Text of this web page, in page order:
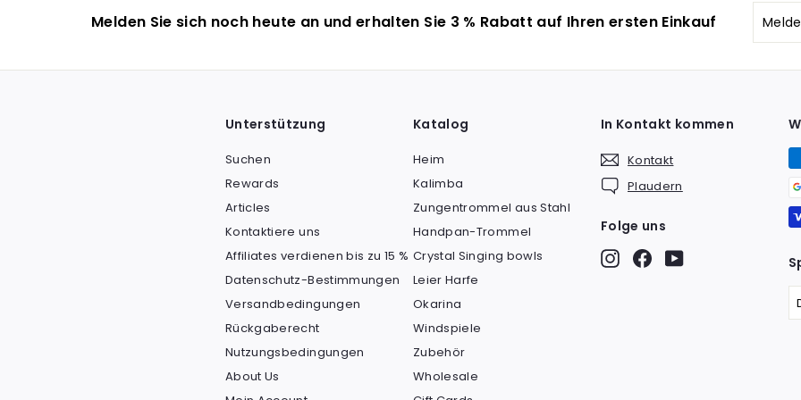
Melden Sie sich noch heute an und erhalten Sie 3 % Rabatt auf Ihren ersten Einkauf
Sie
für
Unterstützung
Suchen
Rewards
Articles
Kontaktiere uns
Affiliates verdienen bis zu 15 %
Datenschutz-Bestimmungen
Versandbedingungen
Rückgaberecht
Nutzungsbedingungen
About Us
Katalog
Heim
Kalimba
Zungentrommel aus Stahl
Handpan-Trommel
Crystal Singing bowls
Leier Harfe
Okarina
Windspiele
Zubehör
Wholesale
In Kontakt kommen
Kontakt
Plaudern
Folge uns
Instagram
FacebookYouTube